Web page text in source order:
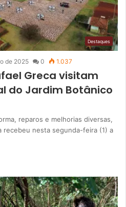
Destaques
de 2025 0 1.037
Greca visitam
do Jardim Botânico
reparos e melhorias diversas,
recebeu nesta segunda-feira (1) a